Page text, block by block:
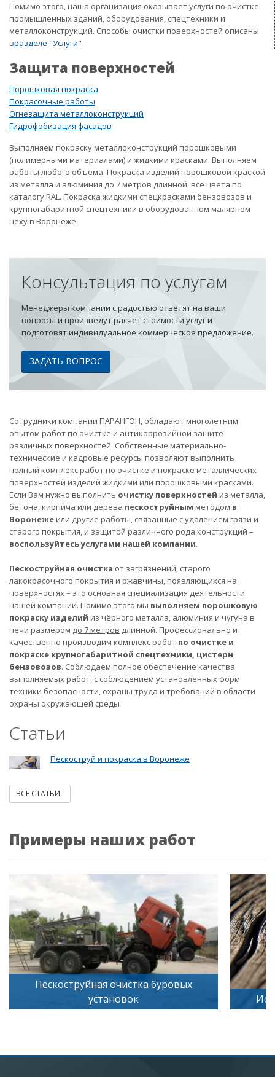
Помимо этого, наша организация оказывает услуги по очистке
промышленных зданий, оборудования, спецтехники и
металлоконструкций. Способы очистки поверхностей описаны
вразделе "Услуги"
Защита поверхностей
Порошковая покраска
Покрасочные работы
Огнезащита металлоконструкций
Гидрофобизация фасадов
Выполняем покраску металлоконструкций порошковыми
(полимерными материалами) и жидкими красками. Выполняем
работы любого объема. Покраска изделий порошковой краской
из металла и алюминия до 7 метров длинной, все цвета по
каталогу RAL. Покраска жидкими спецкрасками бензовозов и
крупногабаритной спецтехники в оборудованном малярном
цеху в Воронеже.
Консультация по услугам
Менеджеры компании с радостью ответят на ваши
вопросы и произведут расчет стоимости услуг и
подготовят индивидуальное коммерческое предложение.
ЗАДАТЬ ВОПРОС
Сотрудники компании ПАРАНГОН, обладают многолетним
опытом работ по очистке и антикоррозийной защите
различных поверхностей. Собственные материально-
технические и кадровые ресурсы позволяют выполнить
полный комплекс работ по очистке и покраске металлических
поверхностей изделий жидкими или порошковыми красками.
Если Вам нужно выполнить очистку поверхностей из металла,
бетона, кирпича или дерева пескоструйным методом в
Воронежеили другие работы, связанные с удалением грязи и
старого покрытия, и защитой различного рода конструкций –
воспользуйтесь услугами нашей компании.
Пескоструйная очистка от загрязнений, старого
лакокрасочного покрытия и ржавчины, появляющихся на
поверхностях – это основная специализация деятельности
нашей компании. Помимо этого мы выполняем порошковую
покраску изделий из чёрного металла, алюминия и чугуна в
печи размером до 7 метров длинной. Профессионально и
качественно производим комплекс работ по очистке и
покраске крупногабаритной спецтехники, цистерн
бензовозов. Соблюдаем полное обеспечение качества
выполняемых работ, с соблюдением установленных форм
техники безопасности, охраны труда и требований в области
охраны окружающей среды
Статьи
Пескоструй и покраска в Воронеже
ВСЕ СТАТЬИ
Примеры наших работ
очистка буровых